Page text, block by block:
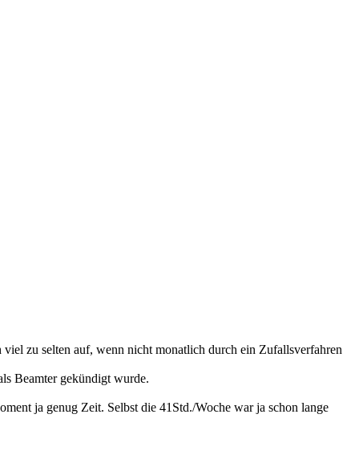
zu selten auf, wenn nicht monatlich durch ein Zufallsverfahren
Beamter gekündigt wurde.
ja genug Zeit. Selbst die 41Std./Woche war ja schon lange